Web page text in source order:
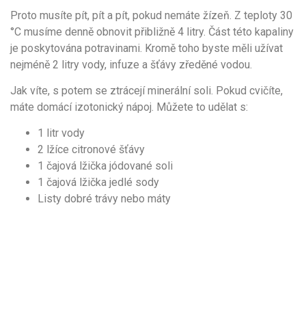
Proto musíte pít, pít a pít, pokud nemáte žízeň. Z teploty 30
°C musíme denně obnovit přibližně 4 litry. Část této kapaliny
je poskytována potravinami. Kromě toho byste měli užívat
nejméně 2 litry vody, infuze a šťávy zředěné vodou.
Jak víte, s potem se ztrácejí minerální soli. Pokud cvičíte,
máte domácí izotonický nápoj. Můžete to udělat s:
1 litr vody
2 lžíce citronové šťávy
1 čajová lžička jódované soli
1 čajová lžička jedlé sody
Listy dobré trávy nebo máty